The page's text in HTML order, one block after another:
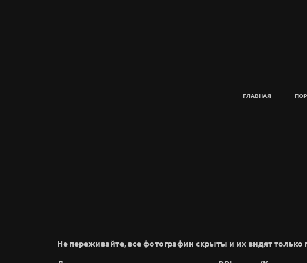
ГЛАВНАЯ
Не переживайте, все фотографии скрыты и их видят только